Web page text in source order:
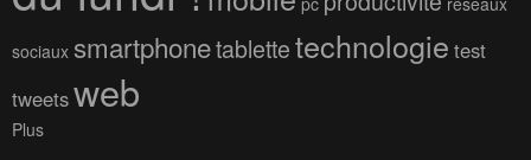
sociaux smartphonetablettetechnologie test
tweetsweb
Plus